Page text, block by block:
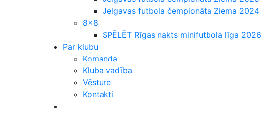
Jelgavas futbola čempionāta Ziema 2024
8×8
SPĒLĒT Rīgas nakts minifutbola līga 2026
Par klubu
Komanda
Kluba vadība
Vēsture
Kontakti